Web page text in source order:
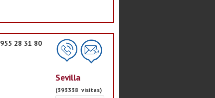
955 28 31 80
Sevilla
(393338 visitas)